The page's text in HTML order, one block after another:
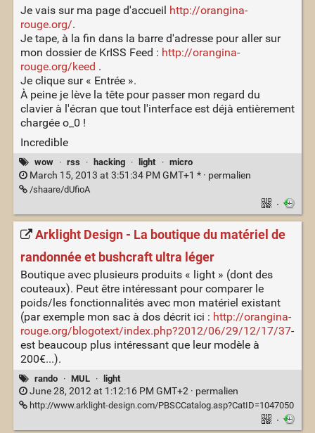
Je vais sur ma page d'accueil http://orangina-
rouge.org/.
Je tape, à la fin dans la barre d'adresse pour aller sur
mon dossier de KrISS Feed : http://orangina-
rouge.org/keed .
Je clique sur « Entrée ».
À peine je lève la tête pour passer mon regard du
clavier à l'écran que tout l'interface est déjà entièrement
chargée o_0 !
Incredible
wow · rss · hacking · light · micro
March 15, 2013 at 3:51:34 PM GMT+1 * · permalien
/shaare/dUfioA
·
Arklight Design - La boutique du matériel de
randonnée et bushcraft ultra léger
Boutique avec plusieurs produits « light » (dont des
couteaux). Peut être intéressant pour comparer le
poids/les fonctionnalités avec mon matériel existant
(par exemple mon sac à dos décrit ici : http://orangina-
rouge.org/blogotext/index.php?2012/06/29/12/17/37-
est beaucoup plus intéressant que leur modèle à
200€...).
rando · MUL · light
June 28, 2012 at 1:12:16 PM GMT+2 · permalien
http://www.arklight-design.com/PBSCCatalog.asp?CatID=1047050
·